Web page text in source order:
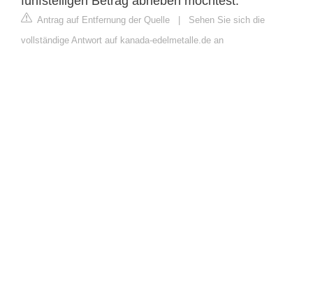
Antrag auf Entfernung der Quelle | Sehen Sie sich die
vollständige Antwort auf kanada-edelmetalle.de an